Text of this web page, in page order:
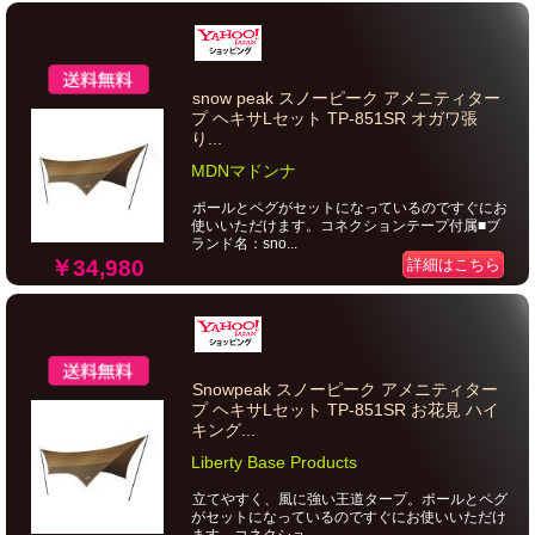
￥34,980
snow peak スノーピーク アメニティター
プ ヘキサLセット TP-851SR オガワ張
り...
MDNマドンナ
ポールとペグがセットになっているのですぐにお
使いいただけます。コネクションテープ付属■ブ
ランド名：sno...
詳細はこちら
Snowpeak スノーピーク アメニティター
プ ヘキサLセット TP-851SR お花見 ハイ
キング...
Liberty Base Products
立てやすく、風に強い王道タープ。ポールとペグ
がセットになっているのですぐにお使いいただけ